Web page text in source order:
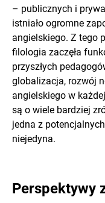
– publicznych i
istniało ogromne
angielskiego. Z tego
filologia zaczęła
przyszłych
globalizacja, rozwój
angielskiego w
są o wiele bardziej
jedna z
niejedyna.
Perspektywy